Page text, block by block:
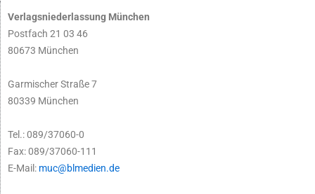
Verlagsniederlassung München
Postfach 21 03 46
80673 München
Garmischer Straße 7
80339 München
Tel.: 089/37060-0
Fax: 089/37060-111
E-Mail: muc@blmedien.de